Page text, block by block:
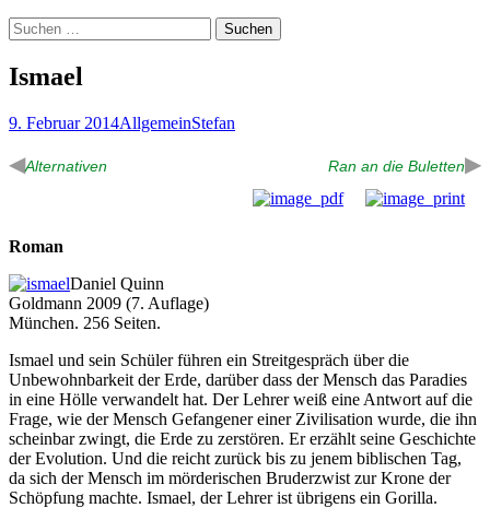
Suchen
nach:
Ismael
9. Februar 2014AllgemeinStefan
◀Alternativen Ran an die Buletten▶
Roman
Daniel Quinn
Goldmann 2009 (7. Auflage)
München. 256 Seiten.
Ismael und sein Schüler führen ein Streitgespräch über die
Unbewohnbarkeit der Erde, darüber dass der Mensch das Paradies
in eine Hölle verwandelt hat. Der Lehrer weiß eine Antwort auf die
Frage, wie der Mensch Gefangener einer Zivilisation wurde, die ihn
scheinbar zwingt, die Erde zu zerstören. Er erzählt seine Geschichte
der Evolution. Und die reicht zurück bis zu jenem biblischen Tag,
da sich der Mensch im mörderischen Bruderzwist zur Krone der
Schöpfung machte. Ismael, der Lehrer ist übrigens ein Gorilla.